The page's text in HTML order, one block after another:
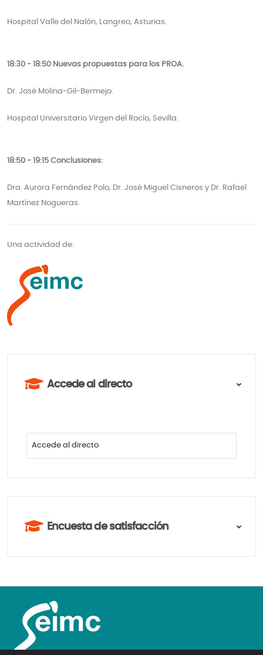
Hospital Valle del Nalón, Langreo, Asturias.
18:30 - 18:50 Nuevas propuestas para los PROA.
Dr. José Molina-Gil-Bermejo.
Hospital Universitario Virgen del Rocío, Sevilla.
18:50 - 19:15 Conclusiones:
Dra. Aurora Fernández Polo, Dr. José Miguel Cisneros y Dr. Rafael
Martínez Nogueras.
Una actividad de:
Accede al directo
Accede al directo
Encuesta de satisfacción